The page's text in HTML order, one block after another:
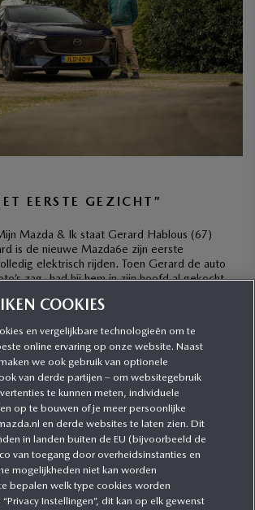
EERSTE GEZICHT”
Mazda & Ik staat Gerard Hablous (67)
is de nieuwe Mazda6e zijn eerste
elektrisch rijden. Toen Gerard de auto
zag, had hij hem in zijn hoofd al gekocht,
COOKIES
en vergelijkbare technologieën om te
online ervaring op onze website. Naast
we ook gebruik van optionele
van derde partijen – om websitegebruik
te kunnen meten, individuele
op te bouwen of je meer persoonlijke
en derde websites te laten zien. Dit
in landen buiten de EU (bijvoorbeeld de
van toegang door overheidsinstanties en
mogelijkheden niet kan worden
bepalen welk type cookies worden
Instellingen”, dit kan op elk gewenst